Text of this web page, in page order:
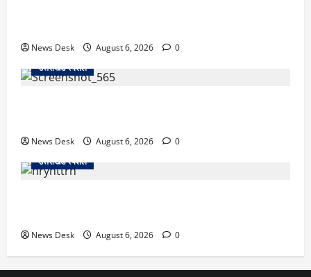
News Desk August 6, 2026
0
उत्तराखंड स्पेशल
News Desk August 6, 2026
0
उत्तराखंड स्पेशल
News Desk August 6, 2026 0